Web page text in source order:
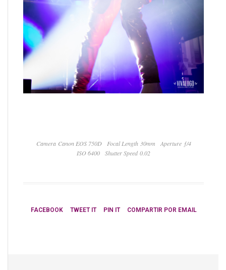
Camera Canon EOS 750D Focal Length 30mm
Aperture ƒ/4
ISO 6400
Shutter Speed 0.02
FACEBOOK TWEET IT PIN IT COMPARTIR POR EMAIL